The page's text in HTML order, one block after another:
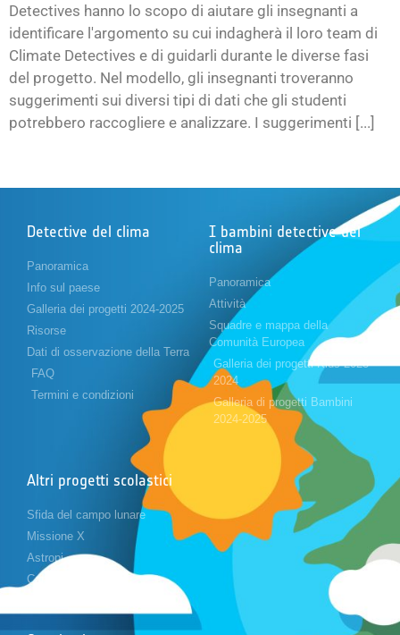
Detectives hanno lo scopo di aiutare gli insegnanti a
identificare l'argomento su cui indagherà il loro team di
Climate Detectives e di guidarli durante le diverse fasi
del progetto. Nel modello, gli insegnanti troveranno
suggerimenti sui diversi tipi di dati che gli studenti
potrebbero raccogliere e analizzare. I suggerimenti [...]
Detective del clima
Panoramica
Info sul paese
Galleria dei progetti 2024-2025
Risorse
Dati di osservazione della Terra
FAQ
Termini e condizioni
I bambini detective del
clima
Panoramica
Attività
Squadre e mappa della
Comunità Europea
Galleria dei progetti Kids 2023-
2024
Galleria di progetti Bambini
2024-2025
Altri progetti scolastici
Sfida del campo lunare
Missione X
Astropi
Cansat